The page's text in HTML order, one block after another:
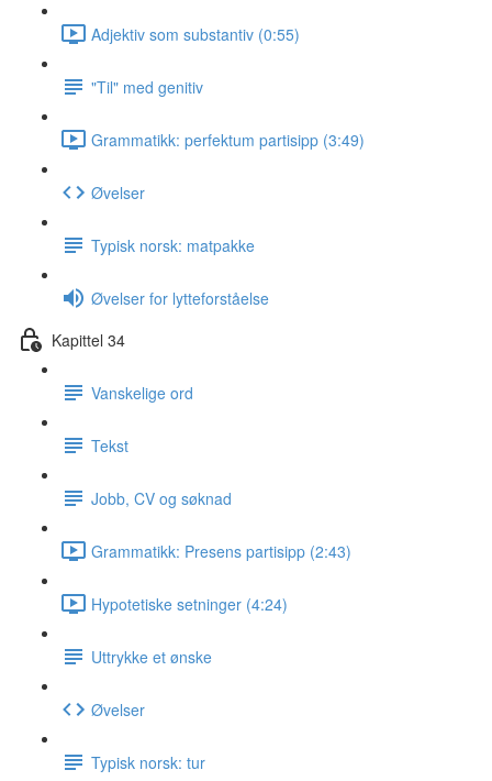
Adjektiv som substantiv (0:55)
"Til" med genitiv
Grammatikk: perfektum partisipp (3:49)
Øvelser
Typisk norsk: matpakke
Øvelser for lytteforståelse
Kapittel 34
Vanskelige ord
Tekst
Jobb, CV og søknad
Grammatikk: Presens partisipp (2:43)
Hypotetiske setninger (4:24)
Uttrykke et ønske
Øvelser
Typisk norsk: tur